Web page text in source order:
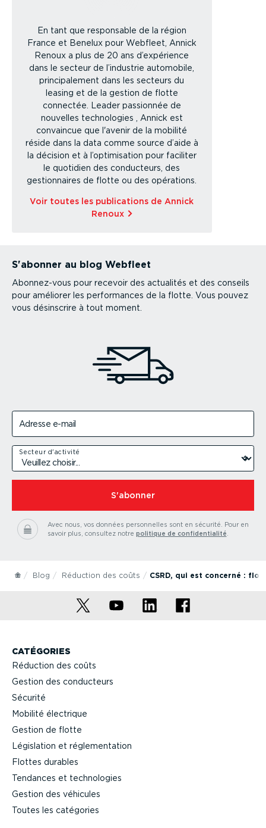
En tant que responsable de la région
France et Benelux pour Webfleet, Annick
Renoux a plus de 20 ans d’expérience
dans le secteur de l’industrie automobile,
principalement dans les secteurs du
leasing et de la gestion de flotte
connectée. Leader passionnée de
nouvelles technologies , Annick est
convaincue que l'avenir de la mobilité
réside dans la data comme source d’aide à
la décision et à l’optimisation pour faciliter
le quotidien des conducteurs, des
gestionnaires de flotte ou des opérations.
Voir toutes les publications de Annick
Renoux
S'abonner au blog Webfleet
Abonnez-vous pour recevoir des actualités et des conseils
pour améliorer les performances de la flotte. Vous pouvez
vous désinscrire à tout moment.
Adresse e-mail
Secteur d'activité
S'abonner
Avec nous, vos données personnelles sont en sécurité. Pour en
savoir plus, consultez notre politique de confidentialité.
Blog Réduction des coûts CSRD, qui est concerné :
CATÉGORIES
Réduction des coûts
Gestion des conducteurs
Sécurité
Mobilité électrique
Gestion de flotte
Législation et réglementation
Flottes durables
Tendances et technologies
Gestion des véhicules
Toutes les catégories